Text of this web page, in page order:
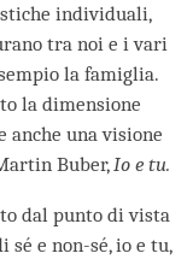
individuali,
tra noi e i vari
la famiglia.
la dimensione
anche una visione
Buber, Io e tu.
dal punto di vista
e non-sé, io e tu,